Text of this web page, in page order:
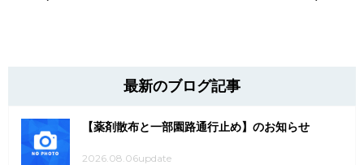
最新のブログ記事
【薬剤散布と一部園路通行止め】のお知らせ
2026.08.06update